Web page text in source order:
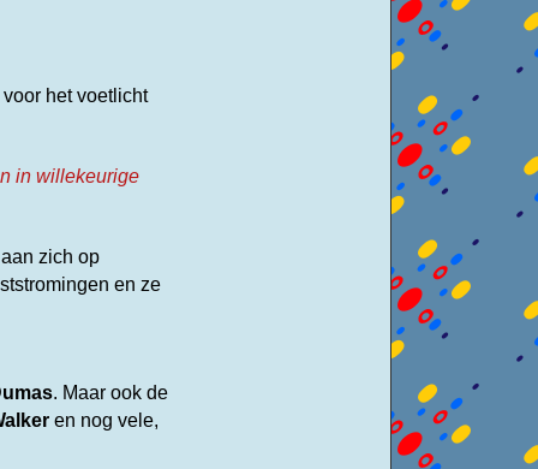
het voetlicht
in willekeurige
zich op
en ze
umas. Maar ook de
en nog vele,